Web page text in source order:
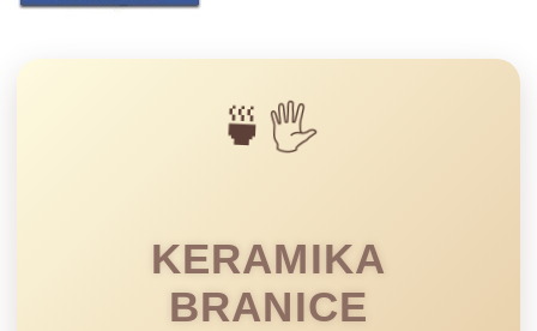
🍵🖐️
KERAMIKA
BRANICE